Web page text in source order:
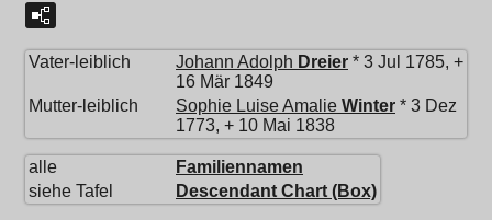
Vater-leiblich Johann Adolph Dreier * 3 Jul 1785, +
16 Mär 1849
Mutter-leiblich
Sophie Luise Amalie Winter * 3 Dez
1773, + 10 Mai 1838
alle
Familiennamen
siehe Tafel
Descendant Chart (Box)